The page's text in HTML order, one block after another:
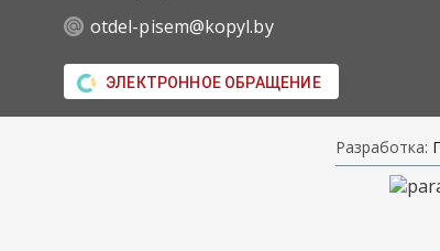
otdel-pisem@kopyl.by
ЭЛЕКТРОННОЕ ОБРАЩЕНИЕ
Разработка: